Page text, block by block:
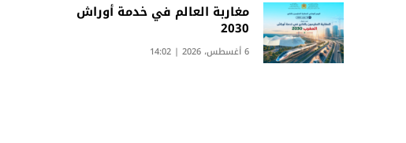
مغاربة العالم في خدمة أوراش
2030
6 أغسطس، 2026 | 14:02